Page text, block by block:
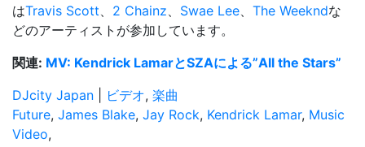
はTravis Scott、 2 Chainz、 Swae Lee、 The Weekndな
どのアーティストが参加しています。
関連: MV: Kendrick LamarとSZAによる”All the Stars”
DJcity Japan
ビデオ, 楽曲
Future, James Blake, Jay Rock, Kendrick Lamar, Music
Video,